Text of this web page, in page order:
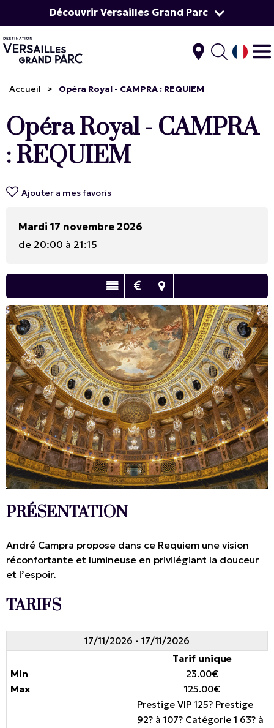
Découvrir Versailles Grand Parc
Accueil > Opéra Royal - CAMPRA : REQUIEM
Opéra Royal - CAMPRA
: REQUIEM
Ajouter a mes favoris
Mardi 17 novembre 2026
de 20:00 à 21:15
PRÉSENTATION
André Campra propose dans ce Requiem une vision
réconfortante et lumineuse en privilégiant la douceur
et l’espoir.
TARIFS
17/11/2026 - 17/11/2026
Tarif unique
23.00€
125.00€
Prestige VIP 125? Prestige
92? à 107? Catégorie 1 63? à